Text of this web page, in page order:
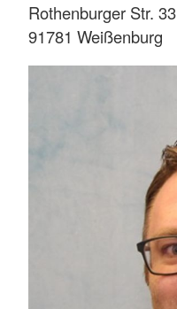
Rothenburger Str. 33
91781 Weißenburg